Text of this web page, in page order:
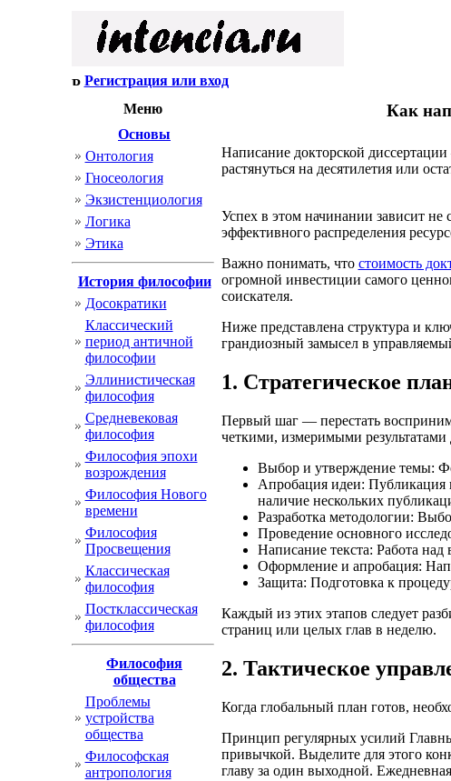
Регистрация или вход
Меню
Основы
Онтология
Гносеология
Экзистенциология
Логика
Этика
История философии
Досократики
Классический
период античной
философии
Эллинистическая
философия
Cредневековая
философия
Философия эпохи
возрождения
Философия Нового
времени
Философия
Просвещения
Классическая
философия
Постклассическая
философия
Философия
общества
Проблемы
устройства
общества
Философская
антропология
Как
Написание докторской
растянуться на десятилетия или
Успех в этом начинании зависит не
эффективного распределения
Важно понимать, что стоимость
огромной инвестиции самого
соискателя.
Ниже представлена структура и
грандиозный замысел в
1. Стратегическое
Первый шаг — перестать
четкими, измеримыми
Выбор и утверждение темы:
Апробация идеи: Публикация
наличие нескольких
Разработка методологии:
Проведение основного
Написание текста: Работа
Оформление и апробация:
Защита: Подготовка к
Каждый из этих этапов следует
страниц или целых глав в неделю.
2. Тактическое
Когда глобальный план готов,
Принцип регулярных усилий
привычкой. Выделите для этого
главу за один выходной.